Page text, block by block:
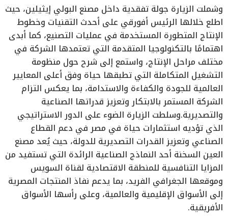
وشملت الزيارة جولة تفقدية داخل مصنع البولي إيثيلين، حيث
اطلع خلالها الرئيس أفورقي على أحدث التقنيات وخطوط
الإنتاج المتطورة المستخدمة في عمليات التصنيع، كما أبدى
اهتمامًا بالتكنولوجيا المتقدمة التي تعتمدها الشركة في
مختلف مراحل الإنتاج، واستمع إلى شرح حول منظومة
التشغيل المتكاملة التي تطبقها حياة وفق أعلى المعايير
العالمية للجودة والكفاءة والاستدامة، بما يعكس التزام
الشركة المستمر بالابتكار وتعزيز قدراتها الصناعية
والتصديرية.وسلطت الزيارة الضوء على الدور الاستراتيجي
الذي تؤديه استثمارات حياة في مصر في دعم القطاع
الصناعي وتعزيز القدرات التصديرية للدولة، حيث يُعد مصنع
العين السخنة أحد النماذج الصناعية الرائدة التي تستفيد من
المزايا التنافسية للمنطقة الاقتصادية لقناة السويس
وموقعها الجغرافي الفريد، بما يدعم نفاذ المنتجات المصرية
إلى الأسواق الإقليمية والعالمية، وعلى رأسها الأسواق
الأفريقية.